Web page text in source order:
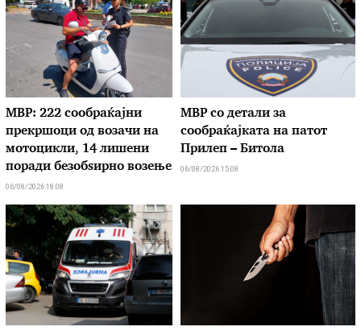
МВР: 222 сообраќајни
прекршоци од возачи на
мотоцикли, 14 лишени
поради безобѕирно возење
06/08/2026 18:08
МВР со детали за
сообраќајката на патот
Прилеп – Битола
06/08/2026 15:08